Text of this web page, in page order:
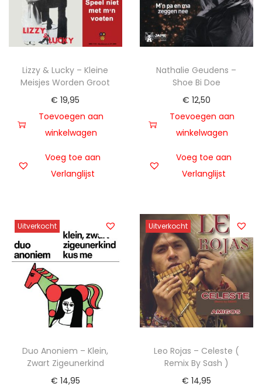
Lizzy & Lucky – Kleine
Meisjes Worden Groot
€ 19,95
Toevoegen aan
winkelwagen
Voeg toe aan
Verlanglijst
Nathalie Geudens –
Shoe Bi Doe
€ 12,50
Toevoegen aan
winkelwagen
Voeg toe aan
Verlanglijst
Uitverkocht
Duo Anoniem – Klein,
Zwart Zigeunerkind
€ 14,95
Uitverkocht
Leo Rojas – Celeste (
Remix By Sash )
€ 14,95